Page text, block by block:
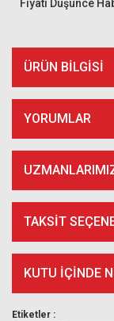
Fiyatı Düşünce
ÜRÜN BILGISI
YORUMLAR
TAKSIT
KUTU İÇİNDE
Etiketler :